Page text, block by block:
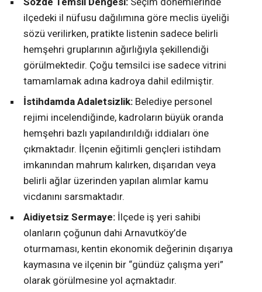
ilçedeki il nüfusu dağılımına göre meclis üyeliği
sözü verilirken, pratikte listenin sadece belirli
hemşehri gruplarının ağırlığıyla şekillendiği
görülmektedir. Çoğu temsilci ise sadece vitrini
tamamlamak adına kadroya dahil edilmiştir.
İstihdamda Adaletsizlik: Belediye personel
rejimi incelendiğinde, kadroların büyük oranda
hemşehri bazlı yapılandırıldığı iddiaları öne
çıkmaktadır. İlçenin eğitimli gençleri istihdam
imkanından mahrum kalırken, dışarıdan veya
belirli ağlar üzerinden yapılan alımlar kamu
vicdanını sarsmaktadır.
Aidiyetsiz Sermaye: İlçede iş yeri sahibi
olanların çoğunun dahi Arnavutköy’de
oturmaması, kentin ekonomik değerinin dışarıya
kaymasına ve ilçenin bir “gündüz çalışma yeri”
olarak görülmesine yol açmaktadır.